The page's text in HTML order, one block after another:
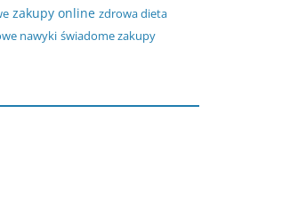
zakupy online zdrowa dieta
nawyki świadome zakupy